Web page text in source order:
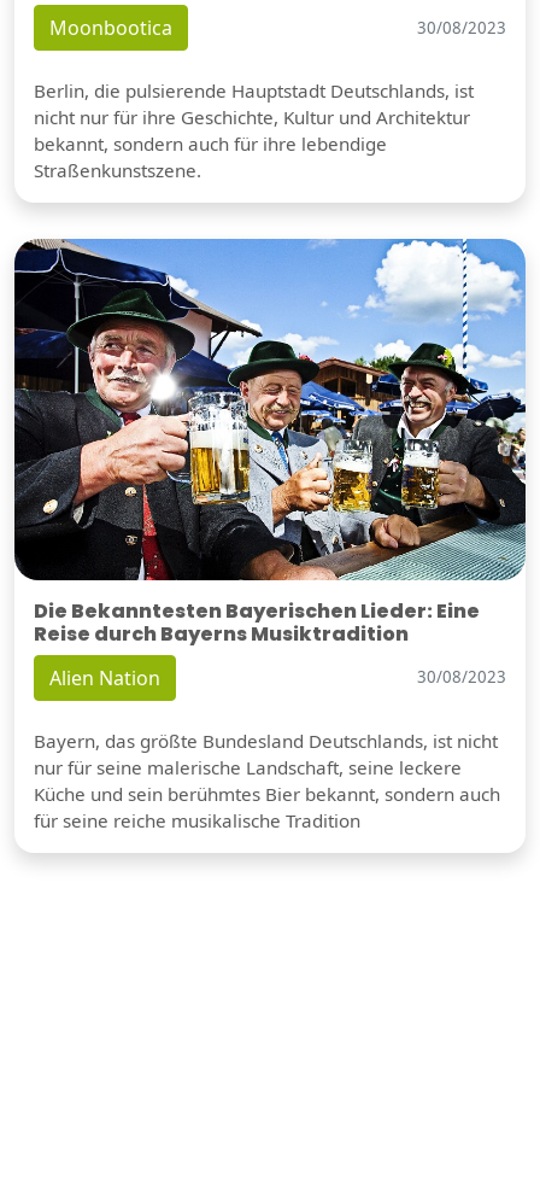
Moonbootica 30/08/2023
Berlin, die pulsierende Hauptstadt Deutschlands, ist
nicht nur für ihre Geschichte, Kultur und Architektur
bekannt, sondern auch für ihre lebendige
Straßenkunstszene.
Die Bekanntesten Bayerischen Lieder: Eine
Reise durch Bayerns Musiktradition
Alien Nation 30/08/2023
Bayern, das größte Bundesland Deutschlands, ist nicht
nur für seine malerische Landschaft, seine leckere
Küche und sein berühmtes Bier bekannt, sondern auch
für seine reiche musikalische Tradition